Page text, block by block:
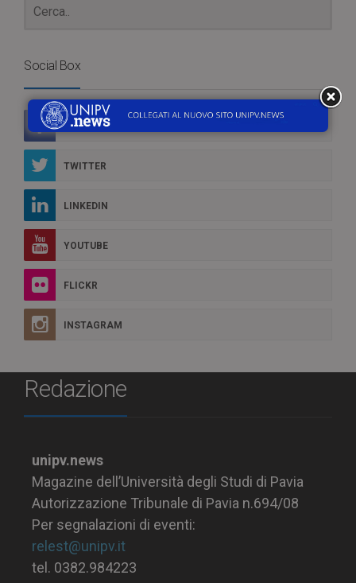
Social Box
FACEBOOK
TWITTER
LINKEDIN
YOUTUBE
FLICKR
INSTAGRAM
Redazione
unipv.news
Magazine dell’Università degli Studi di Pavia
Autorizzazione Tribunale di Pavia n.694/08
Per segnalazioni di eventi:
relest@unipv.it
tel. 0382.984223